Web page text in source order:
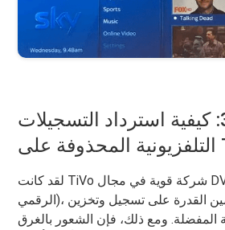
الجزء رقم 3: كيفية استرداد التسجيلات
لقد كانت TiVo شركة قوية في مجال DVR (مسجل الفيديو
الرقمي)، حيث توفر للمستخدمين القدرة على تسجيل وتخزين
المفضلة. ومع ذلك، فإن الشعور بالغرق